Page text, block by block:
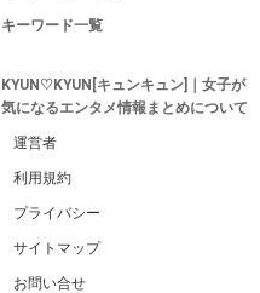
キーワード一覧
KYUN♡KYUN[キュンキュン]｜女子が
気になるエンタメ情報まとめについて
運営者
利用規約
プライバシー
サイトマップ
お問い合せ